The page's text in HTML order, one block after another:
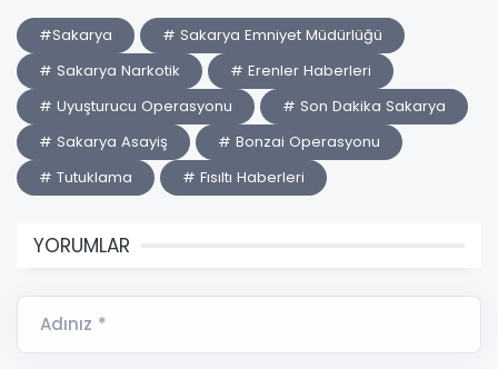
#Sakarya
# Sakarya Emniyet Müdürlüğü
# Sakarya Narkotik
# Erenler Haberleri
# Uyuşturucu Operasyonu
# Son Dakika Sakarya
# Sakarya Asayiş
# Bonzai Operasyonu
# Tutuklama
# Fısıltı Haberleri
YORUMLAR
Adınız *